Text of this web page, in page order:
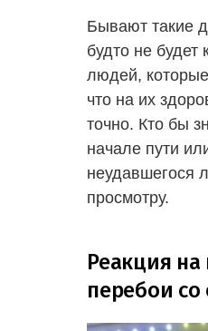
Бывают такие
будто не
людей, которые
что на их
точно. Кто бы
начале пути
неудавшегося
просмотру.
Реакция на
перебои со